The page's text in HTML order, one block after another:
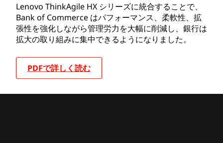
Lenovo ThinkAgile HX シリーズに統合することで、
Bank of Commerce はパフォーマンス、柔軟性、拡
張性を強化しながら管理労力を大幅に削減し、銀行は
拡大の取り組みに集中できるようになりました。
PDFで詳しく読む